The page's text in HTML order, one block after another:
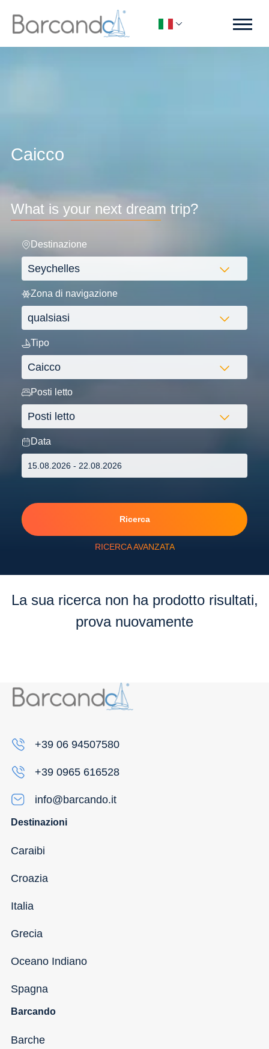
Caicco
What is your next dream trip?
Destinazione
Zona di navigazione
Tipo
Posti letto
Data
Ricerca
RICERCA AVANZATA
La sua ricerca non ha prodotto risultati,
prova nuovamente
+39 06 94507580
+39 0965 616528
info@barcando.it
Destinazioni
Caraibi
Croazia
Italia
Grecia
Oceano Indiano
Spagna
Barcando
Barche